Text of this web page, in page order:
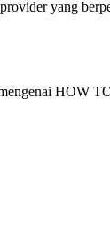
yang
HOW